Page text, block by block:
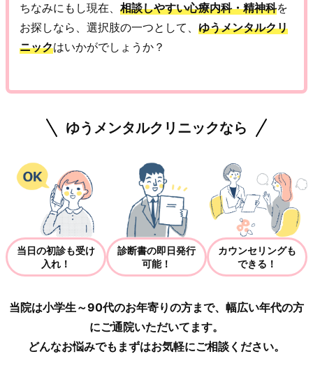
ちなみにもし現在、 相談しやすい心療内科・精神科を
お探しなら、選択肢の一つとして、 ゆうメンタルクリ
ニックはいかがでしょうか？
ゆうメンタルクリニックなら
当日の初診も受け
入れ！
診断書の即日発行
可能！
カウンセリングも
できる！
当院は小学生～90代のお年寄りの方まで、幅広い年代の方
にご通院いただいてます。
どんなお悩みでもまずはお気軽にご相談ください。